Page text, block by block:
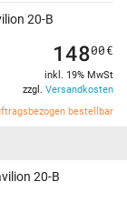
20-B
bestellbar
14800€
inkl. 19% MwSt
zzgl. Versandkosten
20-B